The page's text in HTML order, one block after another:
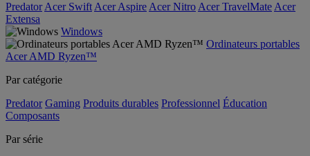
Predator Acer Swift Acer Aspire Acer Nitro Acer TravelMate Acer
Extensa
Windows
Ordinateurs portables
Acer AMD Ryzen™
Par catégorie
Predator Gaming Produits durables Professionnel Éducation
Composants
Par série